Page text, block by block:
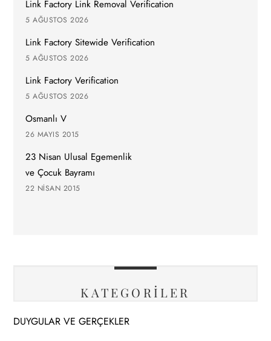
Link Factory Link Removal Verification
5 AĞUSTOS 2026
Link Factory Sitewide Verification
5 AĞUSTOS 2026
Link Factory Verification
5 AĞUSTOS 2026
Osmanlı V
26 MAYIS 2015
23 Nisan Ulusal Egemenlik
ve Çocuk Bayramı
22 NISAN 2015
KATEGORİLER
DUYGULAR VE GERÇEKLER